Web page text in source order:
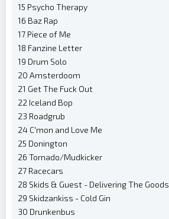
15 Psycho Therapy
16 Baz Rap
17 Piece of Me
18 Fanzine Letter
19 Drum Solo
20 Amsterdoom
21 Get The Fuck Out
22 Iceland Bop
23 Roadgrub
24 C'mon and Love Me
25 Donington
26 Tornado/Mudkicker
27 Racecars
28 Skids & Guest - Delivering The Goods
29 Skidzankiss - Cold Gin
30 Drunkenbus